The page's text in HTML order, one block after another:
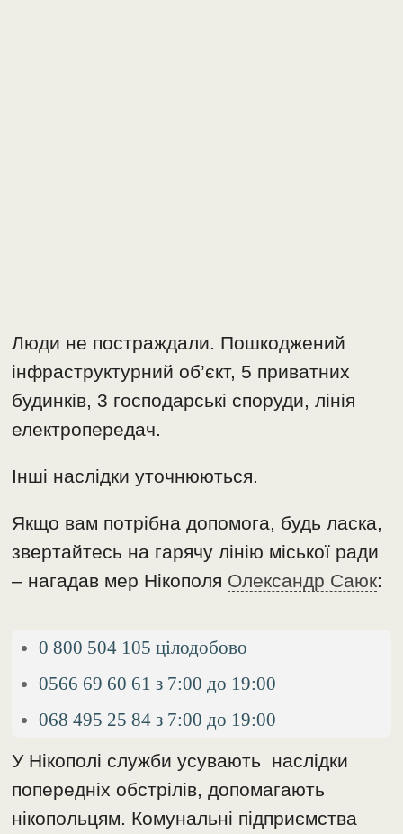
Люди не постраждали. Пошкоджений
інфраструктурний об’єкт, 5 приватних
будинків, 3 господарські споруди, лінія
електропередач.
Інші наслідки уточнюються.
Якщо вам потрібна допомога, будь ласка,
звертайтесь на гарячу лінію міської ради
– нагадав мер Нікополя Олександр Саюк:
0 800 504 105 цілодобово
0566 69 60 61 з 7:00 до 19:00
068 495 25 84 з 7:00 до 19:00
У Нікополі служби усувають наслідки
попередніх обстрілів, допомагають
нікопольцям. Комунальні підприємства